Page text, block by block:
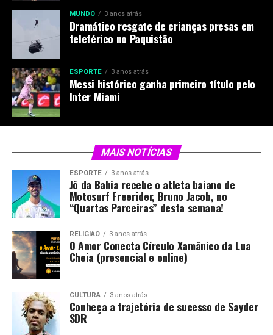
MUNDO 3 anos atrás
Dramático resgate de crianças presas em
teleférico no Paquistão
ESPORTE 3 anos atrás
Messi histórico ganha primeiro título pelo
Inter Miami
MAIS NOTÍCIAS
ESPORTE 3 anos atrás
Jô da Bahia recebe o atleta baiano de
Motosurf Freerider, Bruno Jacob, no
“Quartas Parceiras” desta semana!
RELIGIÃO 3 anos atrás
O Amor Conecta Círculo Xamânico da Lua
Cheia (presencial e online)
CULTURA 3 anos atrás
Conheça a trajetória de sucesso de Sayder
SDR